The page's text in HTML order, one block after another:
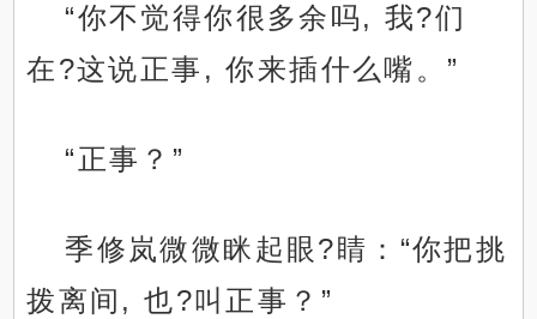
“你不觉得你很多余吗, 我?们
在?这说正事, 你来插什么嘴。”
“正事？”
季修岚微微眯起眼?睛：“你把挑
拨离间, 也?叫正事？”